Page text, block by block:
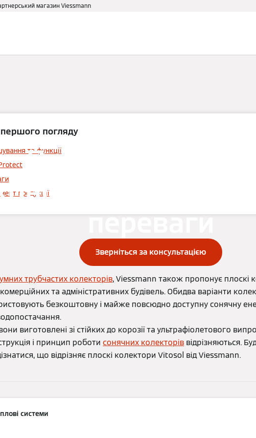
магазин Viessmann
Плоскі
переваги
Зверніться за консультацією
погляду
та функції
продукції
трубчастих колекторів, Viessmann також пропонує плоскі
та адміністративних будівель. Обидва варіанти
безкоштовну і майже повсюдно доступну сонячну
виготовлені зі стійких до корозії та ультрафіолетового
і принцип роботи сонячних колекторів відрізняються.
що відрізняє плоскі колектори Vitosol від Viessmann.
системи